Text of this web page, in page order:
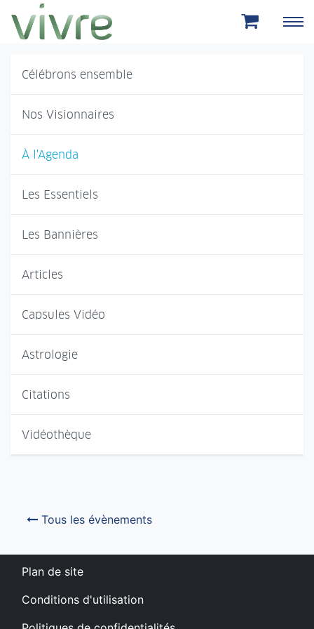
Aller au menu principal
Aller au contenu principal
Célébrons ensemble
Nos Visionnaires
À l'Agenda
Les Essentiels
Les Bannières
Articles
Capsules Vidéo
Astrologie
Citations
Vidéothèque
Tous les évènements
Plan de site
Conditions d'utilisation